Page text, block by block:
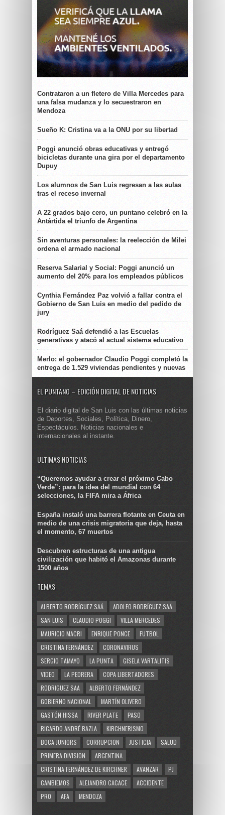
Contrataron a un fletero de Villa Mercedes para
una falsa mudanza y lo secuestraron en
Mendoza
Sueño K: Cristina va a la ONU por su libertad
Poggi anunció obras educativas y entregó
bicicletas durante una gira por el departamento
Dupuy
Los alumnos de San Luis regresan a las aulas
tras el receso invernal
A 22 grados bajo cero, un puntano celebró en la
Antártida el triunfo de Argentina
Sin aventuras personales: la reelección de Milei
ordena el armado nacional
Reserva Salarial y Social: Poggi anunció un
aumento del 20% para los empleados públicos
Cynthia Fernández Paz volvió a fallar contra el
Gobierno de San Luis en medio del pedido de
jury
Rodríguez Saá defendió a las Escuelas
generativas y atacó al actual sistema educativo
Merlo: el gobernador Claudio Poggi completó la
entrega de 1.529 viviendas pendientes y nuevas
EL PUNTANO – EDICIÓN DIGITAL DE NOTICIAS
El diario digital de San Luis con las últimas noticias
de Deportes, Sociales, Política, Dinero,
Espectáculos. Noticias nacionales e
internacionales al instante.
ULTIMAS NOTICIAS
“Queremos ayudar a crear el próximo Cabo
Verde”: para la idea del mundial con 64
selecciones, la FIFA mira a África
España instaló una barrera flotante en Ceuta en
medio de una crisis migratoria que deja, hasta
el momento, 67 muertos
Descubren estructuras de una antigua
civilización que habitó el Amazonas durante
1500 años
TEMAS
ALBERTO RODRÍGUEZ SAÁ
ADOLFO RODRÍGUEZ SAÁ
SAN LUIS
CLAUDIO POGGI
VILLA MERCEDES
MAURICIO MACRI
ENRIQUE PONCE
FUTBOL
CRISTINA FERNÁNDEZ
CORONAVIRUS
SERGIO TAMAYO
LA PUNTA
GISELA VARTALITIS
VIDEO
LA PEDRERA
COPA LIBERTADORES
RODRIGUEZ SAA
ALBERTO FERNÁNDEZ
GOBIERNO NACIONAL
MARTÍN OLIVERO
GASTÓN HISSA
RIVER PLATE
PASO
RICARDO ANDRÉ BAZLA
KIRCHNERISMO
BOCA JUNIORS
CORRUPCION JUSTICIA
SALUD
PRIMERA DIVISION
ARGENTINA
CRISTINA FERNÁNDEZ DE KIRCHNER
AVANZAR
PJ
CAMBIEMOS
ALEJANDRO CACACE
ACCIDENTE
PRO
AFA MENDOZA